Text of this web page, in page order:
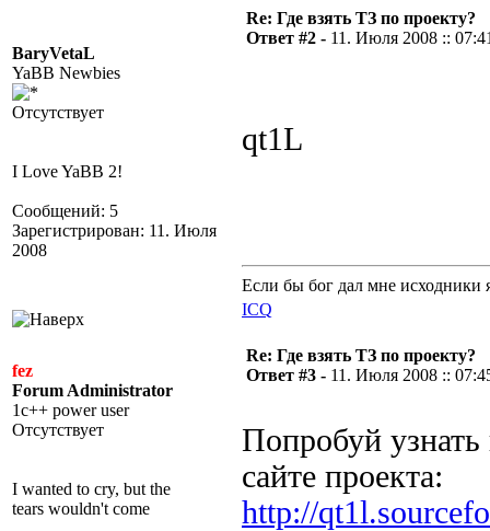
BaryVetaL
YaBB Newbies
Отсутствует
I Love YaBB 2!
Сообщений: 5
Зарегистрирован: 11. Июля
2008
Re: Где взять ТЗ по проекту?
Ответ #2 - 11. Июля 2008 ::
qt1L
Если бы бог дал мне исходники
ICQ
fez
Forum Administrator
1c++ power user
Отсутствует
I wanted to cry, but the
tears wouldn't come
Re: Где взять ТЗ по проекту?
Ответ #3 - 11. Июля 2008 ::
Попробуй
сайте проекта:
http://